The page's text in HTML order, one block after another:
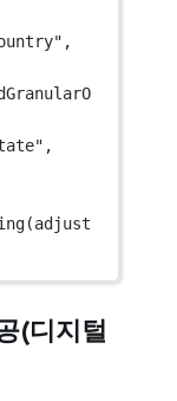
(adjust
(디지털